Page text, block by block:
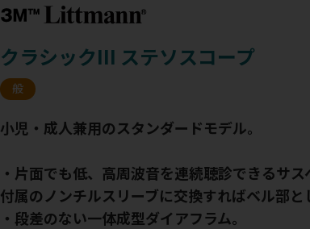
クラシックIII ステソスコープ
般
小児・成人兼用のスタンダードモデル。
・片面でも低、高周波音を連続聴診できるサ
付属のノンチルスリーブに交換すればベル部と
・段差のない一体成型ダイアフラム。